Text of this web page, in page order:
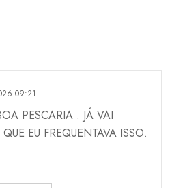
09:21
PESCARIA . JÁ VAI
EU FREQUENTAVA ISSO.